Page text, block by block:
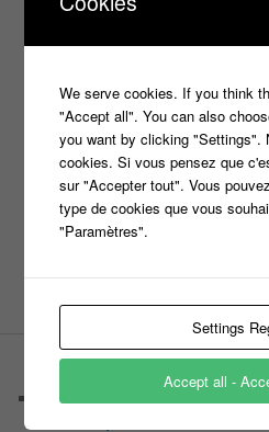
Nom
E-mail *
Site web
Castings
We serve cookies. If you think
"Accept all". You can also
you want by clicking "Settings".
cookies. Si vous pensez que
sur "Accepter tout". Vous
type de cookies que vous
"Paramètres".
Settings
Accept all -